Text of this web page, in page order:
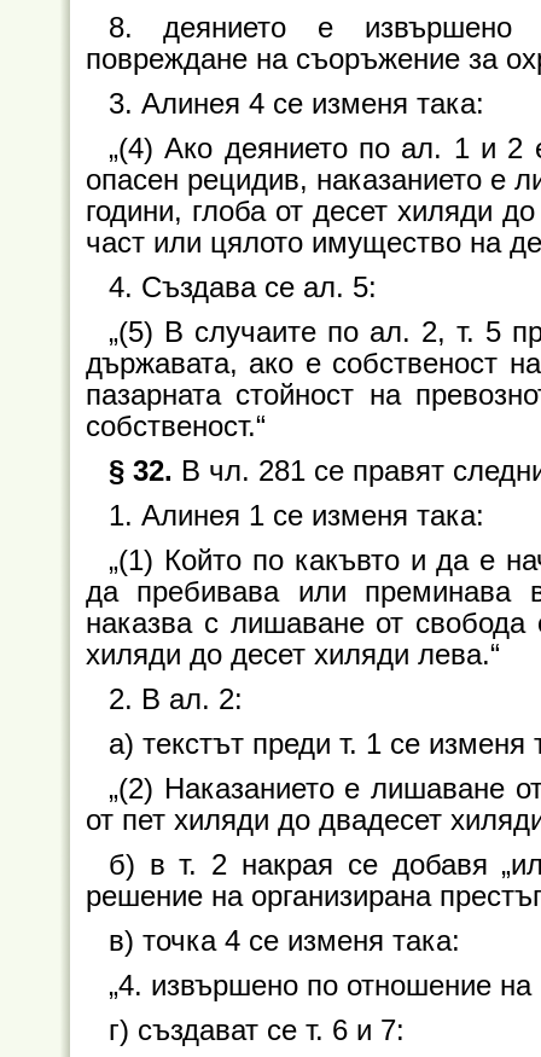
8. деянието е извършено
повреждане на съоръжение за
3. Алинея 4 се изменя така:
„(4) Ако деянието по ал. 1 и 2
опасен рецидив, наказанието е
години, глоба от десет хиляди
част или цялото имущество на
4. Създава се ал. 5:
„(5) В случаите по ал. 2, т. 5
държавата, ако е собственост
пазарната стойност на
собственост.“
§ 32. В чл. 281 се правят
1. Алинея 1 се изменя така:
„(1) Който по какъвто и да е
да пребивава или преминава
наказва с лишаване от
хиляди до десет хиляди лева.“
2. В ал. 2:
а) текстът преди т. 1 се изменя
„(2) Наказанието е лишаване
от пет хиляди до двадесет
б) в т. 2 накрая се добавя
решение на организирана
в) точка 4 се изменя така:
„4. извършено по отношение
г) създават се т. 6 и 7: